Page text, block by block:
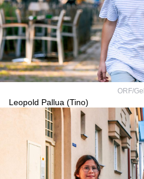
ORF/
Leopold Pallua (Tino)